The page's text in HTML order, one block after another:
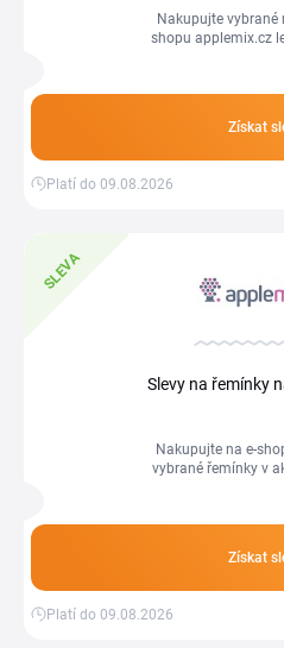
Nakupujte vybrané
shopu applemix.cz
Získat
Platí do 09.08.2026
SLEVA
Slevy na řemínky
Nakupujte na e-
vybrané řemínky v
Získat
Platí do 09.08.2026